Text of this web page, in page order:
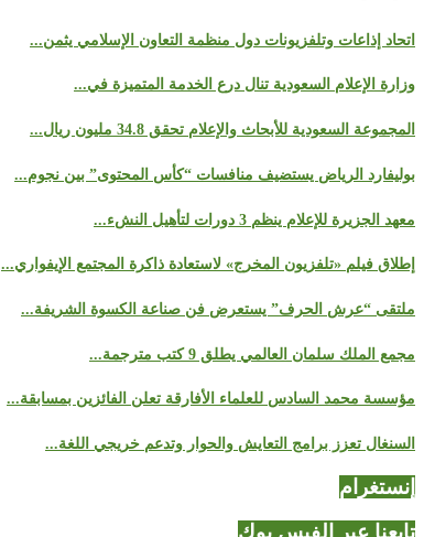
اتحاد إذاعات وتلفزيونات دول منظمة التعاون الإسلامي يثمن...
وزارة الإعلام السعودية تنال درع الخدمة المتميزة في...
المجموعة السعودية للأبحاث والإعلام تحقق 34.8 مليون ريال...
بوليفارد الرياض يستضيف منافسات “كأس المحتوى” بين نجوم...
معهد الجزيرة للإعلام ينظم 3 دورات لتأهيل النشء...
إطلاق فيلم «تلفزيون المخرج» لاستعادة ذاكرة المجتمع الإيفواري...
ملتقى “عرش الحرف” يستعرض فن صناعة الكسوة الشريفة...
مجمع الملك سلمان العالمي يطلق 9 كتب مترجمة...
مؤسسة محمد السادس للعلماء الأفارقة تعلن الفائزين بمسابقة...
السنغال تعزز برامج التعايش والحوار وتدعم خريجي اللغة...
إنستغرام
تابعنا عبر الفيس بوك